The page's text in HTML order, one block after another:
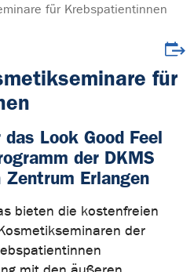
für Krebspatientinnen
für
Look Good Feel
der DKMS
Erlangen
bieten die kostenfreien
der